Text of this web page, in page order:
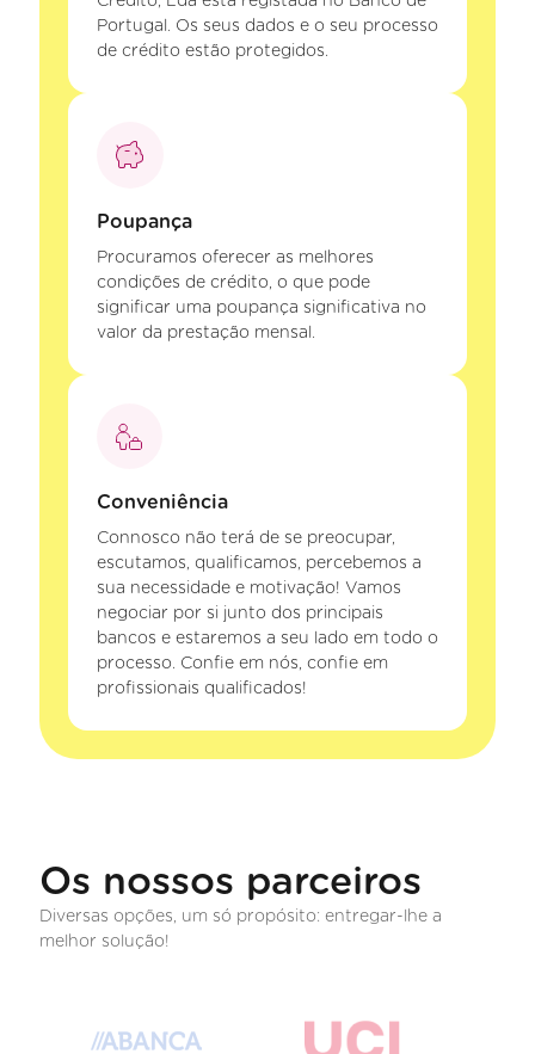
Portugal. Os seus dados e o seu processo
de crédito estão protegidos.
Poupança
Procuramos oferecer as melhores
condições de crédito, o que pode
significar uma poupança significativa no
valor da prestação mensal.
Conveniência
Connosco não terá de se preocupar,
escutamos, qualificamos, percebemos a
sua necessidade e motivação! Vamos
negociar por si junto dos principais
bancos e estaremos a seu lado em todo o
processo. Confie em nós, confie em
profissionais qualificados!
Os nossos parceiros
Diversas opções, um só propósito: entregar-lhe a
melhor solução!